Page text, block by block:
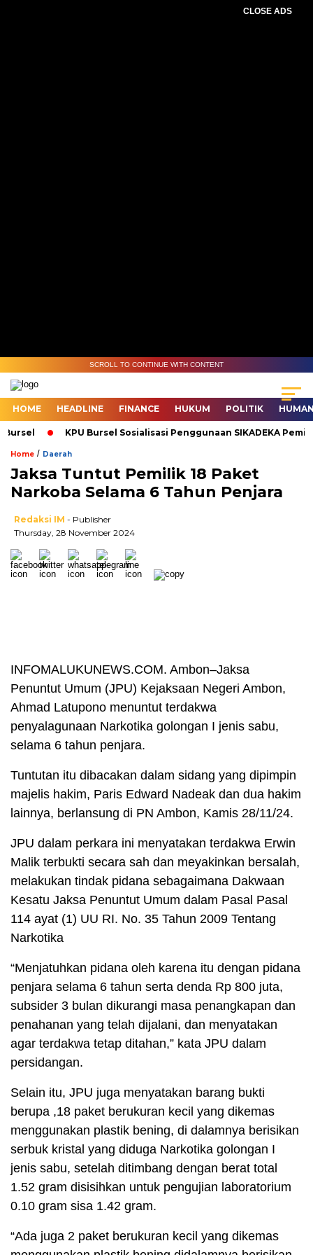
CLOSE ADS
SCROLL TO CONTINUE WITH CONTENT
HOME HEADLINE FINANCE HUKUM POLITIK
KPU Bursel Sosialisasi Penggunaan SIKADEKA Pemilu
Home / Daerah
Jaksa Tuntut Pemilik 18 Paket
Narkoba Selama 6 Tahun Penjara
Redaksi IM - Publisher
Thursday, 28 November 2024
INFOMALUKUNEWS.COM. Ambon–Jaksa
Penuntut Umum (JPU) Kejaksaan Negeri Ambon,
Ahmad Latupono menuntut terdakwa
penyalagunaan Narkotika golongan I jenis sabu,
selama 6 tahun penjara.
Tuntutan itu dibacakan dalam sidang yang dipimpin
majelis hakim, Paris Edward Nadeak dan dua hakim
lainnya, berlansung di PN Ambon, Kamis 28/11/24.
JPU dalam perkara ini menyatakan terdakwa Erwin
Malik terbukti secara sah dan meyakinkan bersalah,
melakukan tindak pidana sebagaimana Dakwaan
Kesatu Jaksa Penuntut Umum dalam Pasal Pasal
114 ayat (1) UU RI. No. 35 Tahun 2009 Tentang
Narkotika
“Menjatuhkan pidana oleh karena itu dengan pidana
penjara selama 6 tahun serta denda Rp 800 juta,
subsider 3 bulan dikurangi masa penangkapan dan
penahanan yang telah dijalani, dan menyatakan
agar terdakwa tetap ditahan,” kata JPU dalam
persidangan.
Selain itu, JPU juga menyatakan barang bukti
berupa ,18 paket berukuran kecil yang dikemas
menggunakan plastik bening, di dalamnya berisikan
serbuk kristal yang diduga Narkotika golongan I
jenis sabu, setelah ditimbang dengan berat total
1.52 gram disisihkan untuk pengujian laboratorium
0.10 gram sisa 1.42 gram.
“Ada juga 2 paket berukuran kecil yang dikemas